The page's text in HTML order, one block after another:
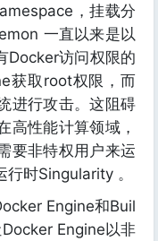
，挂载分
一直以来是以
Docker访问权限的
获取root权限，而
进行攻击。这阻碍
高性能计算领域，
要非特权用户来运
时Singularity 。
Engine和Buil
Engine以非